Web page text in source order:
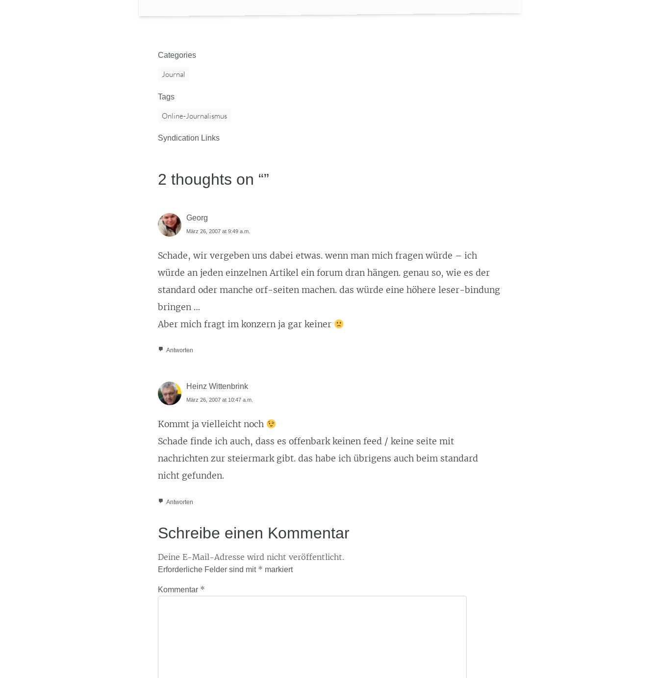
Categories
Journal
Tags
Online-Journalismus
Syndication Links
2 thoughts on “”
Georg
März 26, 2007 at 9:49 a.m.
Schade, wir vergeben uns dabei etwas. wenn man mich fragen würde – ich
würde an jeden einzelnen Artikel ein forum dran hängen. genau so, wie es der
standard oder manche orf-seiten machen. das würde eine höhere leser-bindung
bringen …
Aber mich fragt im konzern ja gar keiner
Antworten
Heinz Wittenbrink
März 26, 2007 at 10:47 a.m.
Kommt ja vielleicht noch
Schade finde ich auch, dass es offenbark keinen feed / keine seite mit
nachrichten zur steiermark gibt. das habe ich übrigens auch beim standard
nicht gefunden.
Antworten
Schreibe einen Kommentar
Deine E-Mail-Adresse wird nicht veröffentlicht.
Erforderliche Felder sind mit * markiert
Kommentar *